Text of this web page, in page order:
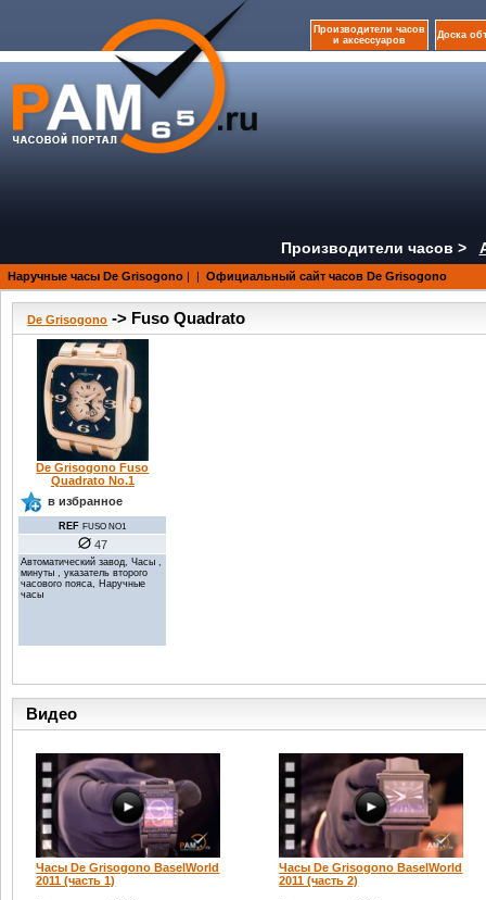
Производители часов
и аксессуаров
Доска
Производители часов >
Наручные часы De Grisogono | | Официальный сайт часов De Grisogono
De Grisogono -> Fuso Quadrato
De Grisogono Fuso
Quadrato No.1
в избранное
REF FUSO NO1
47
Автоматический завод, Часы ,
минуты , указатель второго
часового пояса, Наручные
часы
Видео
Часы De Grisogono BaselWorld
2011 (часть 1)
Часы De Grisogono BaselWorld
2011 (часть 2)